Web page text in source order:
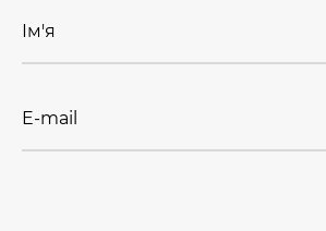
Ім'я
E-mail